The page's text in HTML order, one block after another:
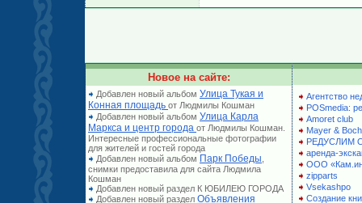
Новое на сайте:
Добавлен новый альбом Улица Тукая и
Конная площадь от Людмилы Кошман
Добавлен новый альбом Улица Карла
Маркса и центр города от Людмилы Кошман.
Интересные профессиональные фотографии
для жителей и гостей города
Добавлен новый альбом Парк Победы
снимки предоставила для сайта Людмила
Кошман
Добавлен новый раздел К ЮБИЛЕЮ ГОРОДА
Добавлен новый раздел Объявления
Агентство
POSmedia:
Amoret club
Mayer & Boch
РЕДУСЛИМ
аренда-
ООО
zipparts
Vsekashpo
Создание